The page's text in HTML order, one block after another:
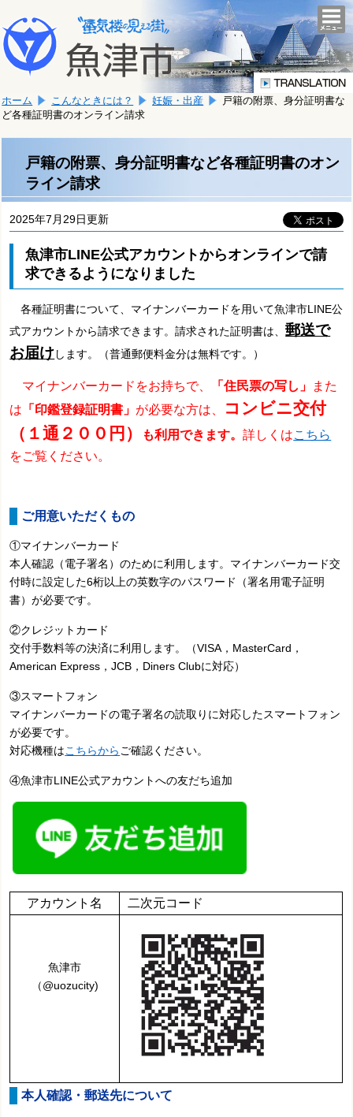
文
へ
移
ま
す。
こ
か
文
で
す。
ホーム こんなときには？ 妊娠・出産
戸籍の附票、身分証明書な
ど各種証明書のオンライン請求
戸籍の附票、身分証明書など各種証明書のオン
ライン請求
2025年7月29日更新
魚津市LINE公式アカウントからオンラインで請
求できるようになりました
各種証明書について、マイナンバーカードを用いて魚津市LINE公
式アカウントから請求できます。請求された証明書は、郵送で
お届けします。（普通郵便料金分は無料です。）
マイナンバーカードをお持ちで、 「住民票の写し」
また
は 「印鑑登録証明書」 が必要な方は、
コンビニ交付
（１通２００円）
も利用できます。詳しくはこちら
をご覧ください。
ご用意いただくもの
①マイナンバーカード
本人確認（電子署名）のために利用します。 マイナンバーカード交
付時に設定した6桁以上の英数字のパスワード（署名用電子証明
書）が必要です。
②クレジットカード
交付手数料等の決済に利用します。（VISA，MasterCard，
American Express，JCB，Diners Clubに対応）
③スマートフォン
マイナンバーカードの電子署名の読取りに対応したスマートフォン
が必要です。
対応機種はこちらから ご確認ください。
④魚津市LINE公式アカウントへの友だち追加
アカウント名 二次元コード
魚津市
（@uozucity)
本人確認・郵送先について